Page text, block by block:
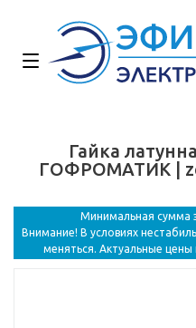
Гайка
ГОФРОМАТИК |
Минимальная сумма
Внимание! В условиях
меняться. Актуальные